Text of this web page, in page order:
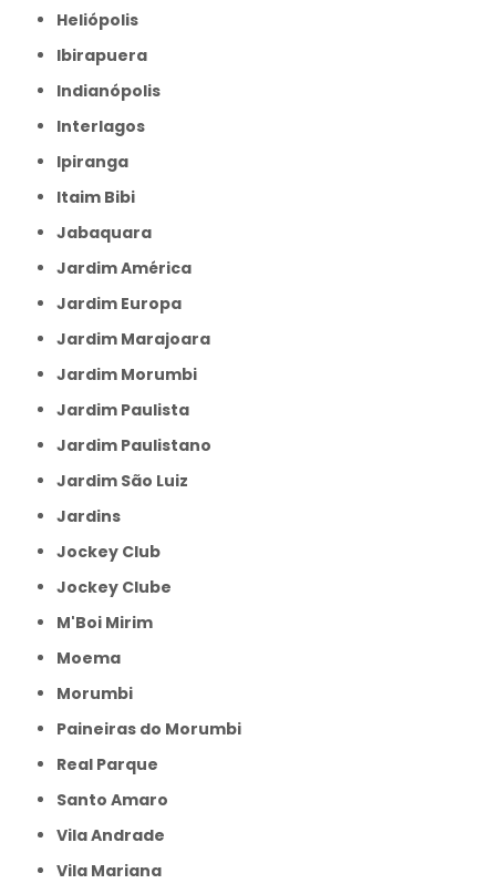
Heliópolis
Ibirapuera
Indianópolis
Interlagos
Ipiranga
Itaim Bibi
Jabaquara
Jardim América
Jardim Europa
Jardim Marajoara
Jardim Morumbi
Jardim Paulista
Jardim Paulistano
Jardim São Luiz
Jardins
Jockey Club
Jockey Clube
M'Boi Mirim
Moema
Morumbi
Paineiras do Morumbi
Real Parque
Santo Amaro
Vila Andrade
Vila Mariana